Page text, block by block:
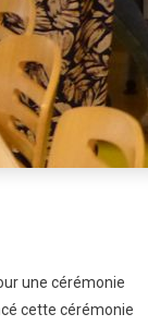
une cérémonie
cette cérémonie